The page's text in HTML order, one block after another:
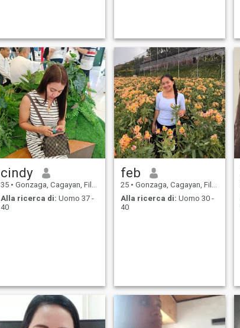
cindy
35 • Gonzaga, Cagayan, Filippine
Alla ricerca di: Uomo 37 -
40
feb
25 • Gonzaga, Cagayan, Filippine
Alla ricerca di: Uomo 30 -
40